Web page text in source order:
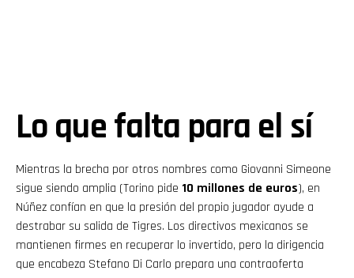
Lo que falta para el sí
Mientras la brecha por otros nombres como Giovanni Simeone
sigue siendo amplia (Torino pide 10 millones de euros), en
Núñez confían en que la presión del propio jugador ayude a
destrabar su salida de Tigres. Los directivos mexicanos se
mantienen firmes en recuperar lo invertido, pero la dirigencia
que encabeza Stefano Di Carlo prepara una contraoferta